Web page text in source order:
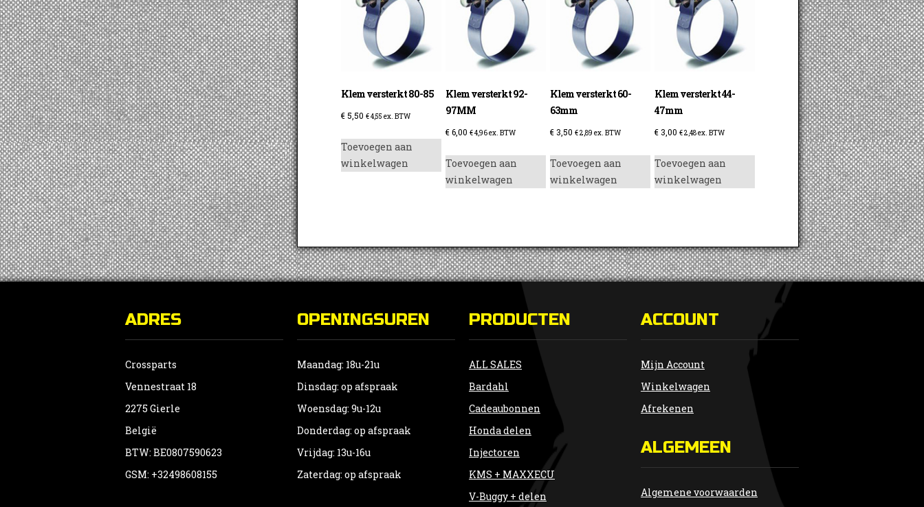
Klem versterkt 80-85
€ 5,50 €4,55 ex. BTW
Toevoegen aan
winkelwagen
Klem versterkt 92-
97MM
€6,00 €4,96ex. BTW
Toevoegen aan
winkelwagen
Klem versterkt 60-
63mm
€3,50 €2,89 ex. BTW
Toevoegen aan
winkelwagen
Klem versterkt 44-
47mm
€3,00 €2,48ex. BTW
Toevoegen aan
winkelwagen
ADRES
Crossparts
Vennestraat 18
2275 Gierle
België
BTW: BE0807590623
GSM: +32498608155
OPENINGSUREN
Maandag: 18u-21u
Dinsdag: op afspraak
Woensdag: 9u-12u
Donderdag: op afspraak
Vrijdag: 13u-16u
Zaterdag: op afspraak
PRODUCTEN
ALL SALES
Bardahl
Cadeaubonnen
Honda delen
Injectoren
KMS + MAXXECU
V-Buggy + delen
ACCOUNT
Mijn Account
Winkelwagen
Afrekenen
ALGEMEEN
Algemene voorwaarden